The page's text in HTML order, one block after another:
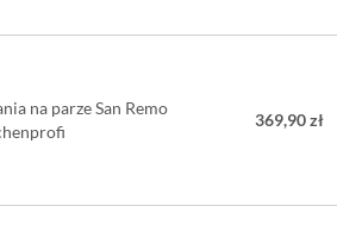
na parze San Remo
369,90 zł